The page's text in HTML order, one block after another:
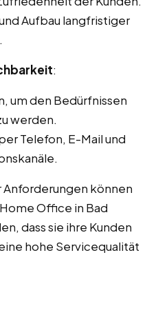
Aufbau langfristiger
:
um den Bedürfnissen
werden.
Telefon, E-Mail und
Anforderungen können
Office in Bad
dass sie ihre Kunden
hohe Servicequalität